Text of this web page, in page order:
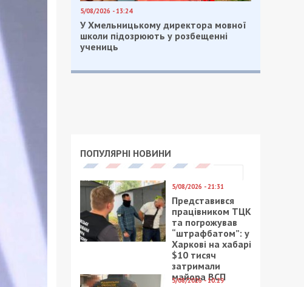
5/08/2026 - 13:24
У Хмельницькому директора мовної
школи підозрюють у розбещенні
учениць
ПОПУЛЯРНІ НОВИНИ
5/08/2026 - 21:31
Представився
працівником ТЦК
та погрожував
“штрафбатом”: у
Харкові на хабарі
$10 тисяч
затримали
майора ВСП
5/08/2026 - 10:29